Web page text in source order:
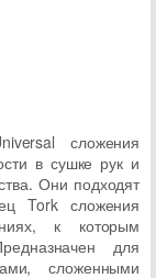
сложения
в сушке рук и
Они подходят
Tork сложения
к которым
для
сложенными